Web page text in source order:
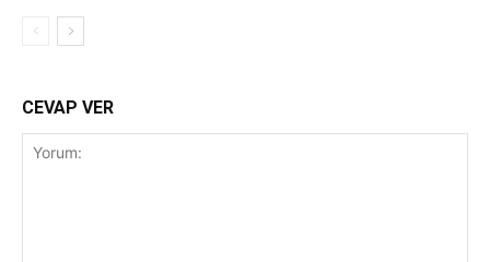
CEVAP VER